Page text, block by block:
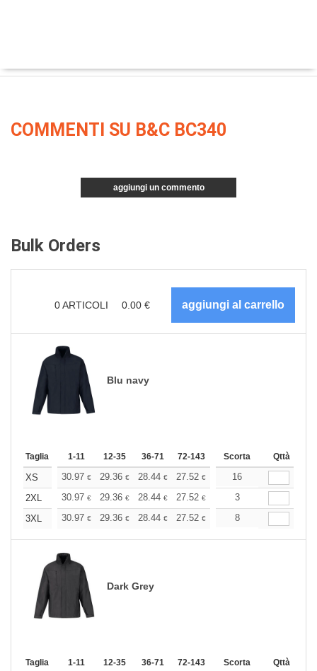
COMMENTI SU B&C BC340
aggiungi un commento
Bulk Orders
0ARTICOLI 0.00 €
Blu navy
Taglia 1-11 12-35 36-71 72-143 144-287 288 +
Scorta Qttà
XS 30.97 € 29.36 € 28.44 € 27.52 € 26.15€
16
2XL
30.97 € 29.36 € 28.44 € 27.52 € 26.15
3
3XL
30.97 € 29.36 € 28.44 € 27.52 € 26.15
8
Dark Grey
Taglia 1-11 12-35 36-71 72-143 144-287 288 +
Scorta Qttà